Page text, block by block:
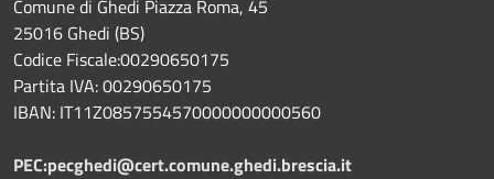
Comune di Ghedi Piazza Roma, 45
25016 Ghedi (BS)
Codice Fiscale:00290650175
Partita IVA: 00290650175
IBAN: IT11Z0857554570000000000560
PEC:pecghedi@cert.comune.ghedi.brescia.it